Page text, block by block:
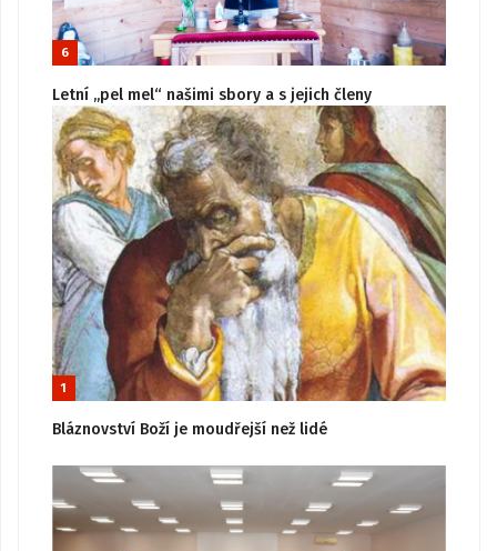
6
Letní „pel mel“ našimi sbory a s jejich členy
1
Bláznovství Boží je moudřejší než lidé